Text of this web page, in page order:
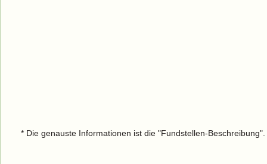
* Die genauste Informationen ist die "Fundstellen-